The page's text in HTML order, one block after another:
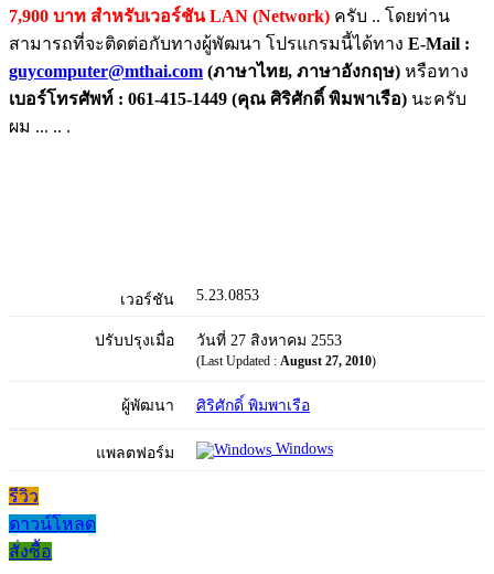
7,900 บาท สำหรับเวอร์ชัน LAN (Network) ครับ .. โดยท่าน
สามารถที่จะติดต่อกับทางผู้พัฒนา โปรแกรมนี้ได้ทาง E-Mail :
guycomputer@mthai.com (ภาษาไทย, ภาษาอังกฤษ) หรือทาง
เบอร์โทรศัพท์ : 061-415-1449 (คุณ ศิริศักดิ์ พิมพาเรือ) นะครับ
ผม ... .. .
เวอร์ชัน 5.23.0853
ปรับปรุงเมื่อ วันที่ 27 สิงหาคม 2553
(Last Updated : August 27, 2010)
ผู้พัฒนา ศิริศักดิ์ พิมพาเรือ
แพลตฟอร์ม Windows
รีวิว
ดาวน์โหลด
สั่งซื้อ